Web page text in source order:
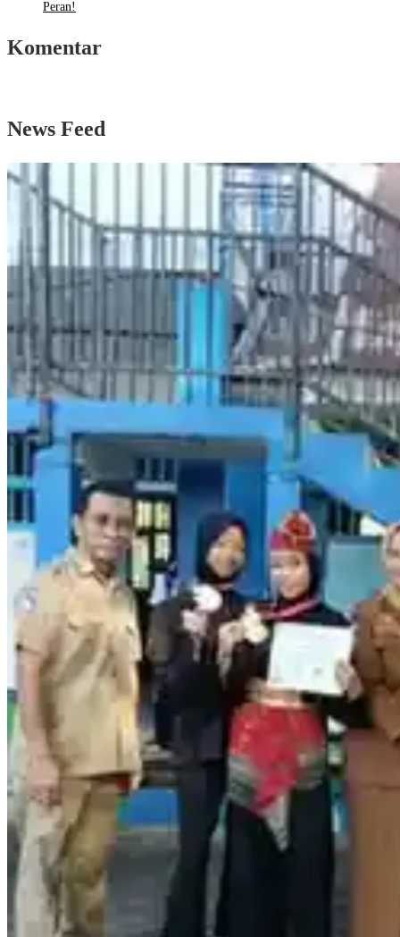
Peran!
Komentar
News Feed